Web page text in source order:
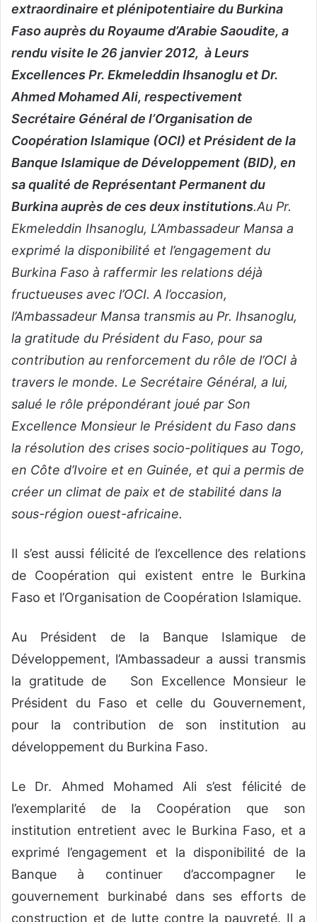
e
r
u
o
u
i
e
l
extraordinaire et plénipotentiaire du Burkina
Faso auprès du Royaume d’Arabie Saoudite, a
rendu visite le 26 janvier 2012, à Leurs
Excellences Pr. Ekmeleddin Ihsanoglu et Dr.
Ahmed Mohamed Ali, respectivement
Secrétaire Général de l’Organisation de
Coopération Islamique (OCI) et Président de la
Banque Islamique de Développement (BID), en
sa qualité de Représentant Permanent du
Burkina auprès de ces deux institutions.Au Pr.
Ekmeleddin Ihsanoglu, L’Ambassadeur Mansa a
exprimé la disponibilité et l’engagement du
Burkina Faso à raffermir les relations déjà
fructueuses avec l’OCI. A l’occasion,
l’Ambassadeur Mansa transmis au Pr. Ihsanoglu,
la gratitude du Président du Faso, pour sa
contribution au renforcement du rôle de l’OCI à
travers le monde. Le Secrétaire Général, a lui,
salué le rôle prépondérant joué par Son
Excellence Monsieur le Président du Faso dans
la résolution des crises socio-politiques au Togo,
en Côte d’Ivoire et en Guinée, et qui a permis de
créer un climat de paix et de stabilité dans la
sous-région ouest-africaine.
Il s’est aussi félicité de l’excellence des relations
de Coopération qui existent entre le Burkina
Faso et l’Organisation de Coopération Islamique.
Au Président de la Banque Islamique de
Développement, l’Ambassadeur a aussi transmis
la gratitude de Son Excellence Monsieur le
Président du Faso et celle du Gouvernement,
pour la contribution de son institution au
développement du Burkina Faso.
Le Dr. Ahmed Mohamed Ali s’est félicité de
l’exemplarité de la Coopération que son
institution entretient avec le Burkina Faso, et a
exprimé l’engagement et la disponibilité de la
Banque à continuer d’accompagner le
gouvernement burkinabé dans ses efforts de
construction et de lutte contre la pauvreté. Il a